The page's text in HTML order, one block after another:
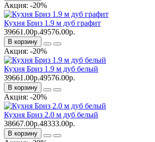
Акция: -20%
Кухня Бриз 1.9 м дуб графит
39661.00р.49576.00р.
В корзину
Акция: -20%
Кухня Бриз 1.9 м дуб белый
39661.00р.49576.00р.
В корзину
Акция: -20%
Кухня Бриз 2.0 м дуб белый
38667.00р.48333.00р.
В корзину